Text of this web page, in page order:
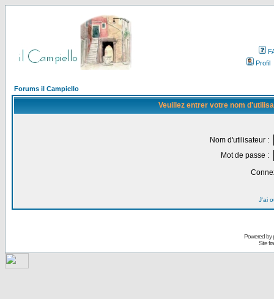
Profil
Forums il Campiello
Veuillez entrer votre nom
Nom d'utilisateur :
Mot de passe :
J'ai
Powered by
Site